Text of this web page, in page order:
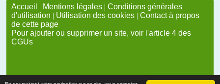
Accueil | Mentions légales | Conditions générales
d'utilisation | Utilisation des cookies | Contact à propos
de cette page
Pour ajouter ou supprimer un site, voir l'article 4 des
CGUs